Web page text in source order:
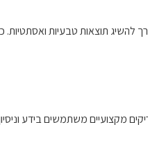
להשיג תוצאות טבעיות
מקצועיים משתמשים בידע